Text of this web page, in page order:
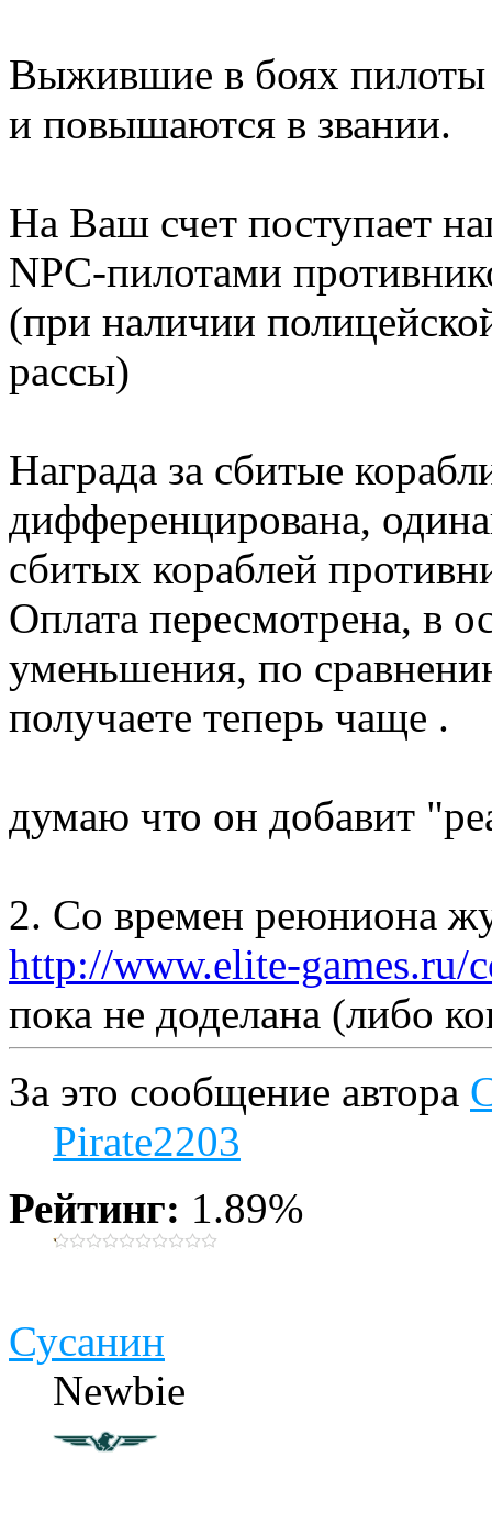
Выжившие в боях
и повышаются в звании.
На Ваш счет поступает
NPC-пилотами
(при наличии
рассы)
Награда за сбитые
дифференцирована,
сбитых кораблей
Оплата пересмотрена, в
уменьшения, по
получаете теперь чаще .
думаю что он добавит
2. Со времен реюниона
http://www.elite-games.ru/
пока не доделана (либо
За это сообщение автора
Pirate2203
Рейтинг: 1.89%
Сусанин
Newbie